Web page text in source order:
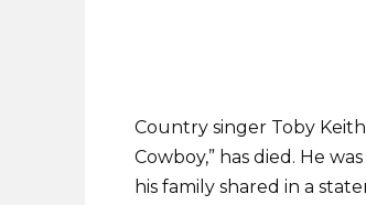
Country singer Toby
Cowboy,” has died. He
his family shared in a